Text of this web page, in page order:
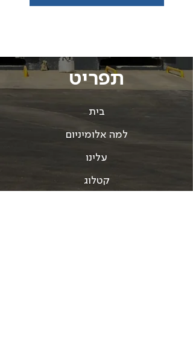
תפריט
בית
למה אלומיניום
עלינו
קטלוג